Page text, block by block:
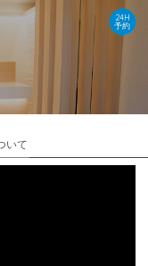
24H
予約
いて